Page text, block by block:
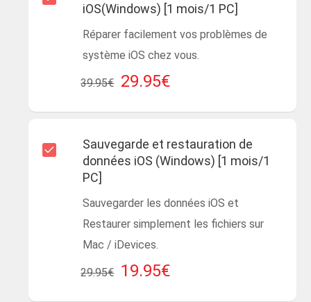
iOS(Windows) [1 mois/1 PC]
Réparer facilement vos problèmes de
système iOS chez vous.
29.95€
39.95€
Sauvegarde et restauration de
données iOS (Windows) [1 mois/1
PC]
Sauvegarder les données iOS et
Restaurer simplement les fichiers sur
Mac / iDevices.
19.95€
29.95€